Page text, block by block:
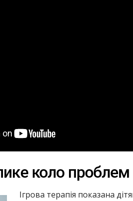
коло проблем
Ігрова терапія показана